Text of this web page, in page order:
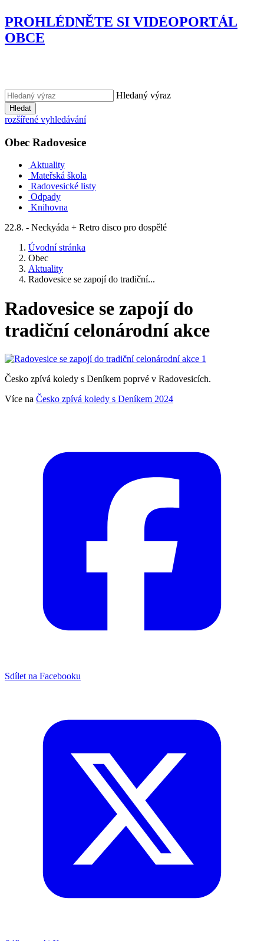
PROHLÉDNĚTE SI VIDEOPORTÁL
OBCE
Hledaný výraz
Hledat
rozšířené vyhledávání
Obec Radovesice
Aktuality
Mateřská škola
Radovesické listy
Odpady
Knihovna
22.8. - Neckyáda + Retro disco pro dospělé
Úvodní stránka
Obec
Aktuality
Radovesice se zapojí do tradiční...
Radovesice se zapojí do
tradiční celonárodní akce
Česko zpívá koledy s Deníkem poprvé v Radovesicích.
Více na Česko zpívá koledy s Deníkem 2024
Sdílet na Facebooku